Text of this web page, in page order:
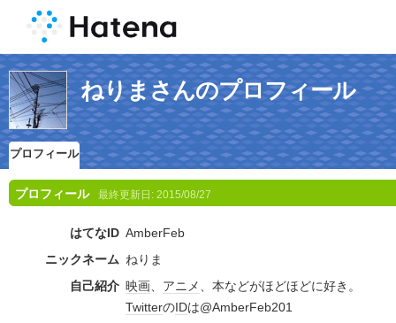
ねりまさんのプロフィール
プロフィール
プロフィール 最終更新日: 2015/08/27
はてなID AmberFeb
ニックネーム ねりま
自己紹介 映画、 アニメ、本などがほどほどに好き。
TwitterのIDは@AmberFeb201